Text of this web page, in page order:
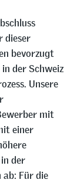
dieser
bevorzugt
der Schweiz
Unsere
mit
einer
der
Für die